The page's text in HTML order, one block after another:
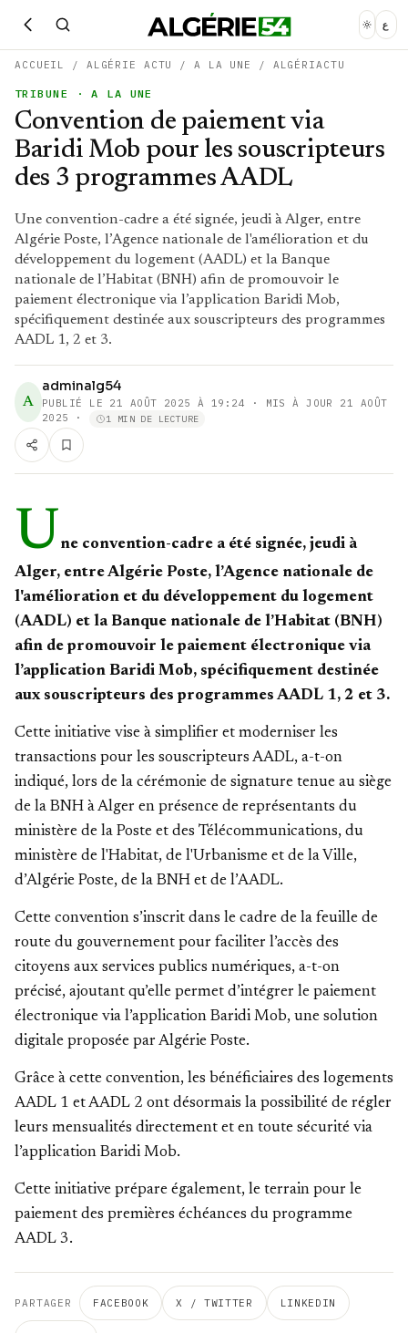
ع
ACCUEIL / ALGÉRIE ACTU /A LA UNE / ALGÉRIACTU
TRIBUNE · A LA UNE
Convention de paiement via
Baridi Mob pour les souscripteurs
des 3 programmes AADL
Une convention-cadre a été signée, jeudi à Alger, entre
Algérie Poste, l’Agence nationale de l'amélioration et du
développement du logement (AADL) et la Banque
nationale de l’Habitat (BNH) afin de promouvoir le
paiement électronique via l’application Baridi Mob,
spécifiquement destinée aux souscripteurs des programmes
AADL 1, 2 et 3.
A
adminalg54
PUBLIÉ LE 21 AOÛT 2025 À 19:24 · MIS À JOUR 21 AOÛT
2025
· 1 MIN DE LECTURE
U ne convention-cadre a été signée, jeudi à
Alger, entre Algérie Poste, l’Agence nationale de
l'amélioration et du développement du logement
(AADL) et la Banque nationale de l’Habitat (BNH)
afin de promouvoir le paiement électronique via
l’application Baridi Mob, spécifiquement destinée
aux souscripteurs des programmes AADL 1, 2 et 3.
Cette initiative vise à simplifier et moderniser les
transactions pour les souscripteurs AADL, a-t-on
indiqué, lors de la cérémonie de signature tenue au siège
de la BNH à Alger en présence de représentants du
ministère de la Poste et des Télécommunications, du
ministère de l'Habitat, de l'Urbanisme et de la Ville,
d’Algérie Poste, de la BNH et de l’AADL.
Cette convention s’inscrit dans le cadre de la feuille de
route du gouvernement pour faciliter l’accès des
citoyens aux services publics numériques, a-t-on
précisé, ajoutant qu’elle permet d’intégrer le paiement
électronique via l’application Baridi Mob, une solution
digitale proposée par Algérie Poste.
Grâce à cette convention, les bénéficiaires des logements
AADL 1 et AADL 2 ont désormais la possibilité de régler
leurs mensualités directement et en toute sécurité via
l’application Baridi Mob.
Cette initiative prépare également, le terrain pour le
paiement des premières échéances du programme
AADL 3.
PARTAGER FACEBOOK X / TWITTER LINKEDIN